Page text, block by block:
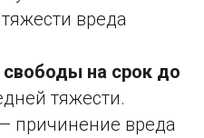
вреда
на срок до
тяжести.
причинение вреда